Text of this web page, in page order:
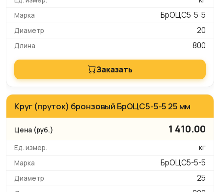
БрОЦС5-5-5
20
800
Заказать
Круг (пруток) бронзовый БрОЦС5-5-5 25 мм
1 410.00
кг
БрОЦС5-5-5
25